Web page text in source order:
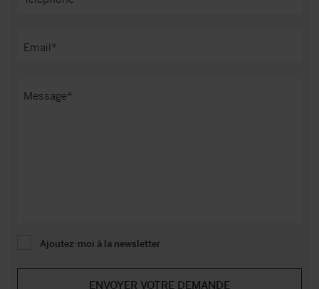
Ajoutez-moi à la newsletter